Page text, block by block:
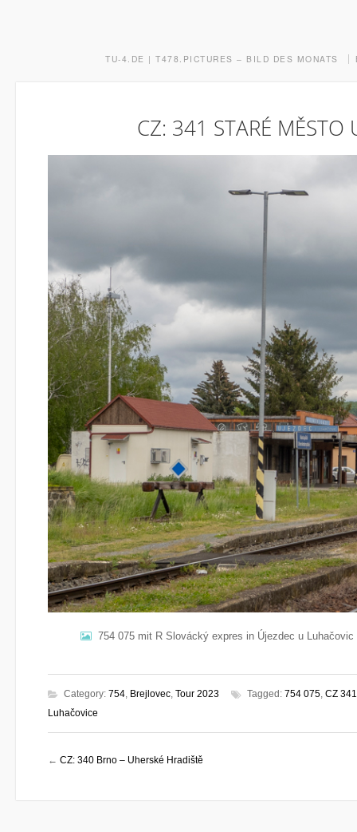
TU-4.DE | T478.PICTURES – BILD DES MONATS
CZ: 341 STARÉ MĚSTO
754 075 mit R Slovácký expres in Újezdec u Luhačovic
Category: 754 Brejlovec Tour 2023 Tagged: 754 075 CZ
Luhačovice
← CZ: 340 Brno – Uherské Hradiště